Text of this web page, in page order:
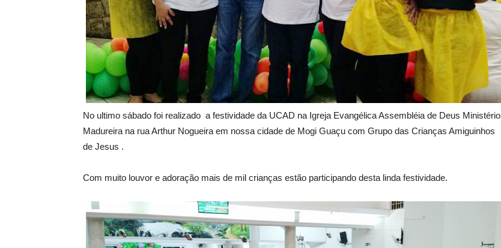
No ultimo sábado foi realizado a festividade da UCAD na Igreja Evangélica Assembléia de Deus Ministério
Madureira na rua Arthur Nogueira em nossa cidade de Mogi Guaçu com Grupo das Crianças Amiguinhos
de Jesus .
Com muito louvor e adoração mais de mil crianças estão participando desta linda festividade.